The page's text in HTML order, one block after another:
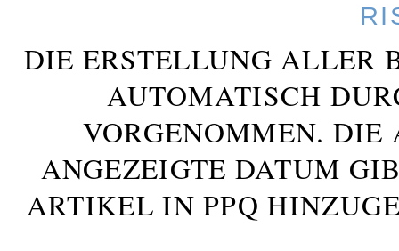
DIE ERSTELLUNG ALLER
AUTOMATISCH
VORGENOMMEN. DIE
ANGEZEIGTE DATUM
ARTIKEL IN PPQ